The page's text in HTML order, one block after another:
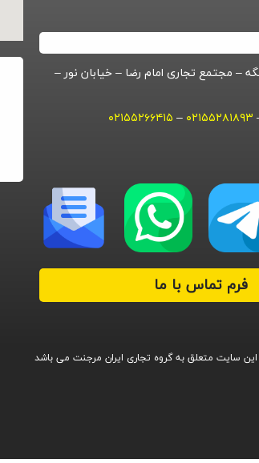
– مجتمع تجاری امام رضا – خیابان نور –
۰۲۱۵۵۲۸۱۸۹۳ – ۰۲۱۵۵۲۶۶۴۱۵
فرم تماس با ما
سایت متعلق به گروه تجاری ایران مرجنت می باشد